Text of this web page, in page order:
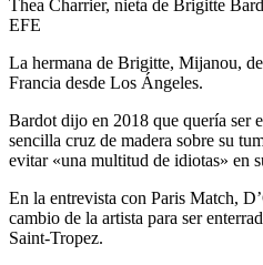
Thea Charrier, nieta de Brigitte
EFE
La hermana de Brigitte, Mijanou,
Francia desde Los Ángeles.
Bardot dijo en 2018 que quería ser
sencilla cruz de madera sobre su
evitar «una multitud de idiotas» en
En la entrevista con Paris Match,
cambio de la artista para ser
Saint-Tropez.